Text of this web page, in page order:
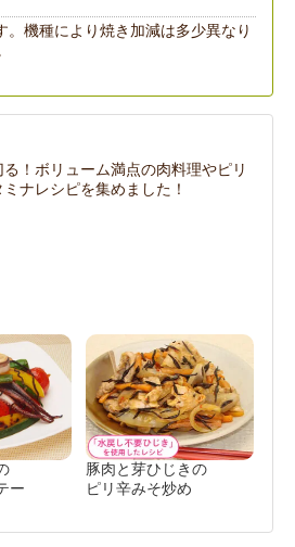
機種により焼き加減は多少異なり
！ボリューム満点の肉料理やピリ
ナレシピを集めました！
ー
豚肉と芽ひじきの
ピリ辛みそ炒め